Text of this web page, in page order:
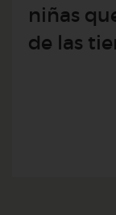
niñas
de las